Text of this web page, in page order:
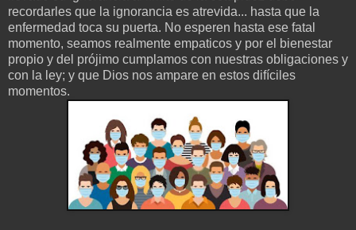
recordarles que la ignorancia es atrevida... hasta que la
enfermedad toca su puerta. No esperen hasta ese fatal
momento, seamos realmente empaticos y por el bienestar
propio y del prójimo cumplamos con nuestras obligaciones y
con la ley; y que Dios nos ampare en estos difíciles
momentos.